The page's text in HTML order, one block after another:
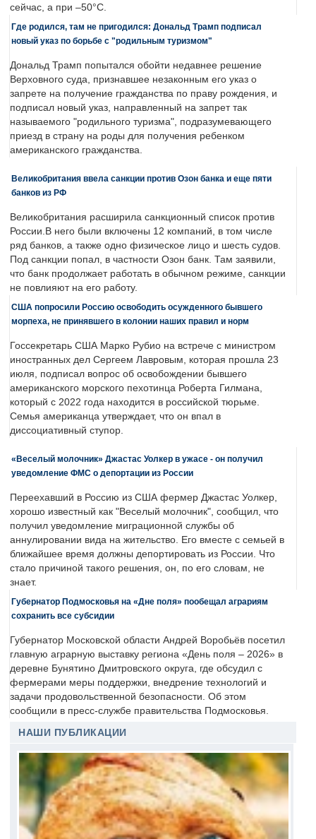
сейчас, а при –50°C.
Где родился, там не пригодился: Дональд Трамп подписал
новый указ по борьбе с "родильным туризмом"
Дональд Трамп попытался обойти недавнее решение
Верховного суда, признавшее незаконным его указ о
запрете на получение гражданства по праву рождения, и
подписал новый указ, направленный на запрет так
называемого "родильного туризма", подразумевающего
приезд в страну на роды для получения ребенком
американского гражданства.
Великобритания ввела санкции против Озон банка и еще пяти
банков из РФ
Великобритания расширила санкционный список против
России.В него были включены 12 компаний, в том числе
ряд банков, а также одно физическое лицо и шесть судов.
Под санкции попал, в частности Озон банк. Там заявили,
что банк продолжает работать в обычном режиме, санкции
не повлияют на его работу.
США попросили Россию освободить осужденного бывшего
морпеха, не принявшего в колонии наших правил и норм
Госсекретарь США Марко Рубио на встрече с министром
иностранных дел Сергеем Лавровым, которая прошла 23
июля, подписал вопрос об освобождении бывшего
американского морского пехотинца Роберта Гилмана,
который с 2022 года находится в российской тюрьме.
Семья американца утверждает, что он впал в
диссоциативный ступор.
«Веселый молочник» Джастас Уолкер в ужасе - он получил
уведомление ФМС о депортации из России
Переехавший в Россию из США фермер Джастас Уолкер,
хорошо известный как "Веселый молочник", сообщил, что
получил уведомление миграционной службы об
аннулировании вида на жительство. Его вместе с семьей в
ближайшее время должны депортировать из России. Что
стало причиной такого решения, он, по его словам, не
знает.
Губернатор Подмосковья на «Дне поля» пообещал аграриям
сохранить все субсидии
Губернатор Московской области Андрей Воробьёв посетил
главную аграрную выставку региона «День поля – 2026» в
деревне Бунятино Дмитровского округа, где обсудил с
фермерами меры поддержки, внедрение технологий и
задачи продовольственной безопасности. Об этом
сообщили в пресс-службе правительства Подмосковья.
НАШИ ПУБЛИКАЦИИ